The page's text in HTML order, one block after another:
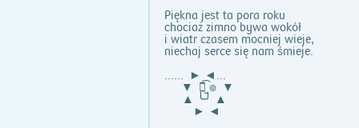
Piękna jest ta pora roku
chociaż zimno bywa wokół
i wiatr czasem mocniej wieje,
niechaj serce się nam śmieje.
...... ► ◄...
▼ ๏̮̃͡ ๏ ▼
▲ ╰╯ ▲
► ◄